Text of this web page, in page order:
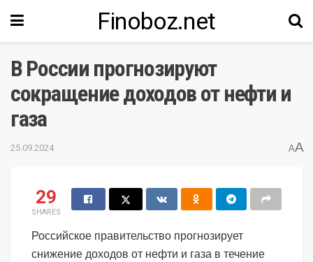
Finoboz.net
В России прогнозируют
сокращение доходов от нефти и
газа
25.09.2024 AA
29
SHARES
Российское правительство прогнозирует
снижение доходов от нефти и газа в течение